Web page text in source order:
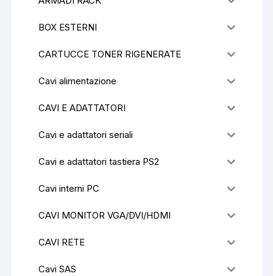
BOX ESTERNI
CARTUCCE TONER RIGENERATE
Cavi alimentazione
CAVI E ADATTATORI
Cavi e adattatori seriali
Cavi e adattatori tastiera PS2
Cavi interni PC
CAVI MONITOR VGA/DVI/HDMI
CAVI RETE
Cavi SAS